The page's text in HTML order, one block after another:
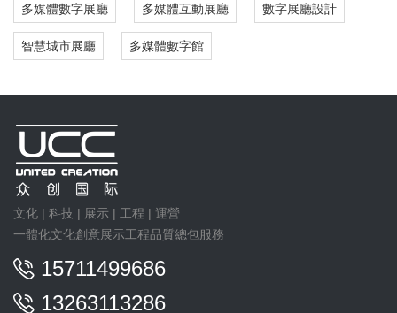
多媒體數字展廳 多媒體互動展廳 數字展廳設計
智慧城市展廳 多媒體數字館
文化 | 科技 | 展示 | 工程 | 運營
一體化文化創意展示工程品質總包服務
15711499686
13263113286